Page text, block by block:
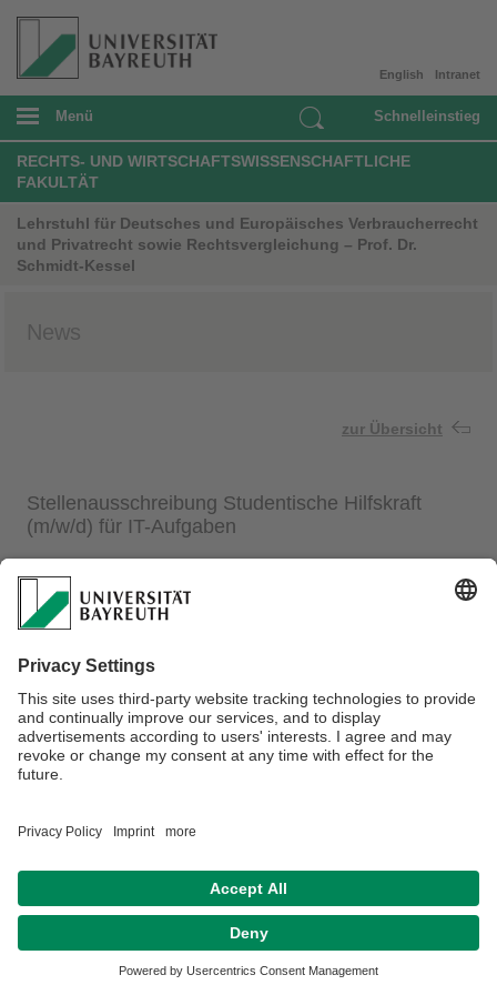
Intranet
English
Menü Schnelleinstieg
RECHTS- UND WIRTSCHAFTSWISSENSCHAFTLICHE
FAKULTÄT
Lehrstuhl für Deutsches und Europäisches Verbraucherrecht
und Privatrecht sowie Rechtsvergleichung – Prof. Dr.
Schmidt-Kessel
News
zur Übersicht
Stellenausschreibung Studentische Hilfskraft
(m/w/d) für IT-Aufgaben
Datenschutz / Disclaimer Impressum Hausordnung
Sitemap
Kontakt
Barrierefreiheitserklärung